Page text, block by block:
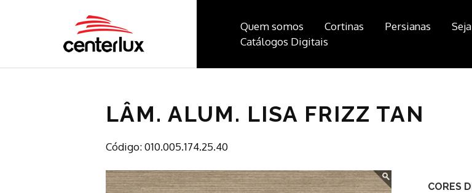
Quem somos Cortinas Persianas
Catálogos Digitais
LÂM. ALUM. LISA FRIZZ TAN
Código: 010.005.174.25.40
CORES